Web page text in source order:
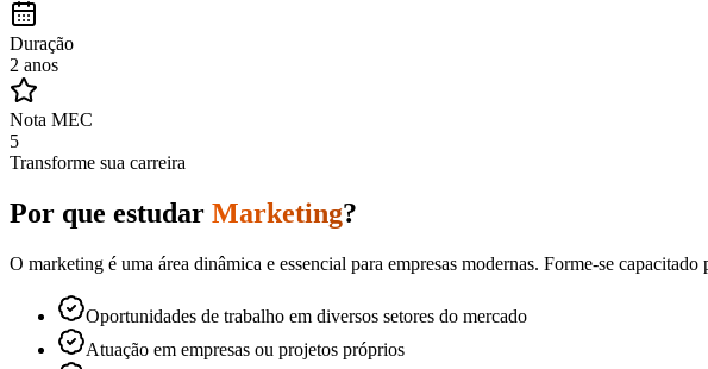
Duração
2 anos
Nota MEC
5
Transforme sua carreira
Por que estudar Marketing?
O marketing é uma área dinâmica e essencial para empresas modernas. Forme-se
Oportunidades de trabalho em diversos setores do mercado
Atuação em empresas ou projetos próprios